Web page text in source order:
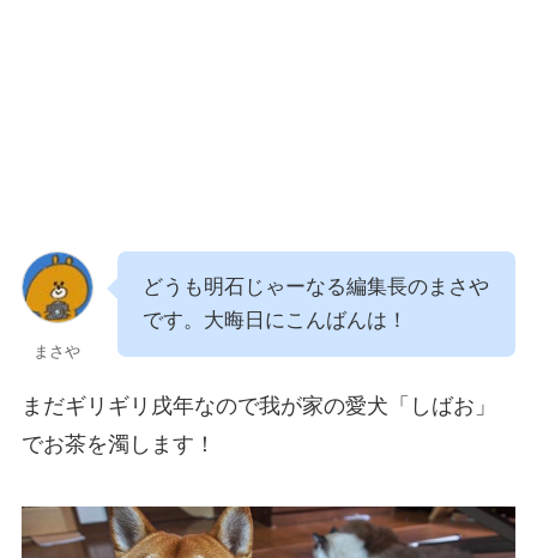
まさや
どうも明石じゃーなる編集長のまさや
です。大晦日にこんばんは！
まだギリギリ戌年なので我が家の愛犬「しばお」
でお茶を濁します！